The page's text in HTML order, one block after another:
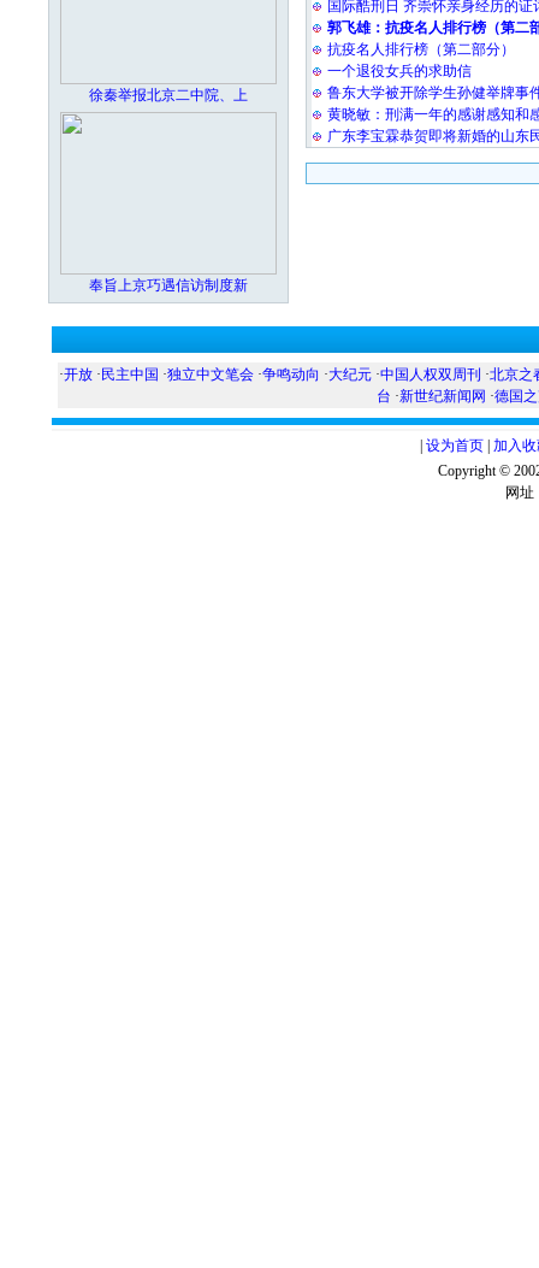
徐秦举报北京二中院、上
奉旨上京巧遇信访制度新
国际酷刑日 齐崇怀亲身经历的证
郭飞雄：抗疫名人排行榜（第二
抗疫名人排行榜（第二部分）
一个退役女兵的求助信
鲁东大学被开除学生孙健举牌事
黄晓敏：刑满一年的感谢感知和
广东李宝霖恭贺即将新婚的山东
·开放 · 民主中国 ·独立中文笔会 ·争鸣动向 ·大纪元 ·中国人权双周刊 ·北京之
台 ·新世纪新闻网 ·德国
设为首页 加入
Copyright ©
网址